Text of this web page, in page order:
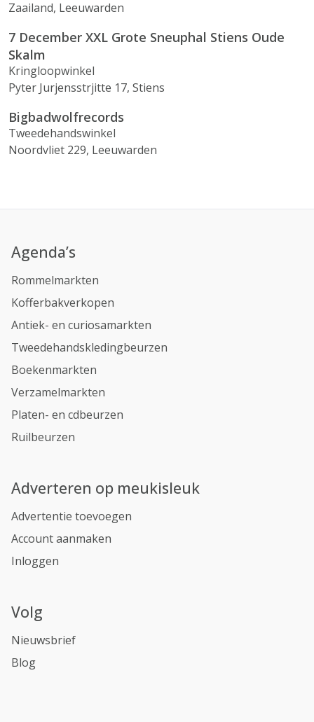
Zaailand, Leeuwarden
7 December XXL Grote Sneuphal Stiens Oude
Skalm
Kringloopwinkel
Pyter Jurjensstrjitte 17, Stiens
Bigbadwolfrecords
Tweedehandswinkel
Noordvliet 229, Leeuwarden
Agenda’s
Rommelmarkten
Kofferbakverkopen
Antiek- en curiosamarkten
Tweedehandskledingbeurzen
Boekenmarkten
Verzamelmarkten
Platen- en cdbeurzen
Ruilbeurzen
Adverteren op meukisleuk
Advertentie toevoegen
Account aanmaken
Inloggen
Volg
Nieuwsbrief
Blog